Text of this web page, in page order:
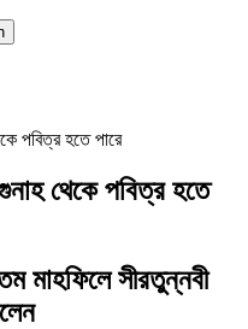
পবিত্র হতে পারে
থেকে পবিত্র হতে
মাহফিলে সীরতুন্নবী